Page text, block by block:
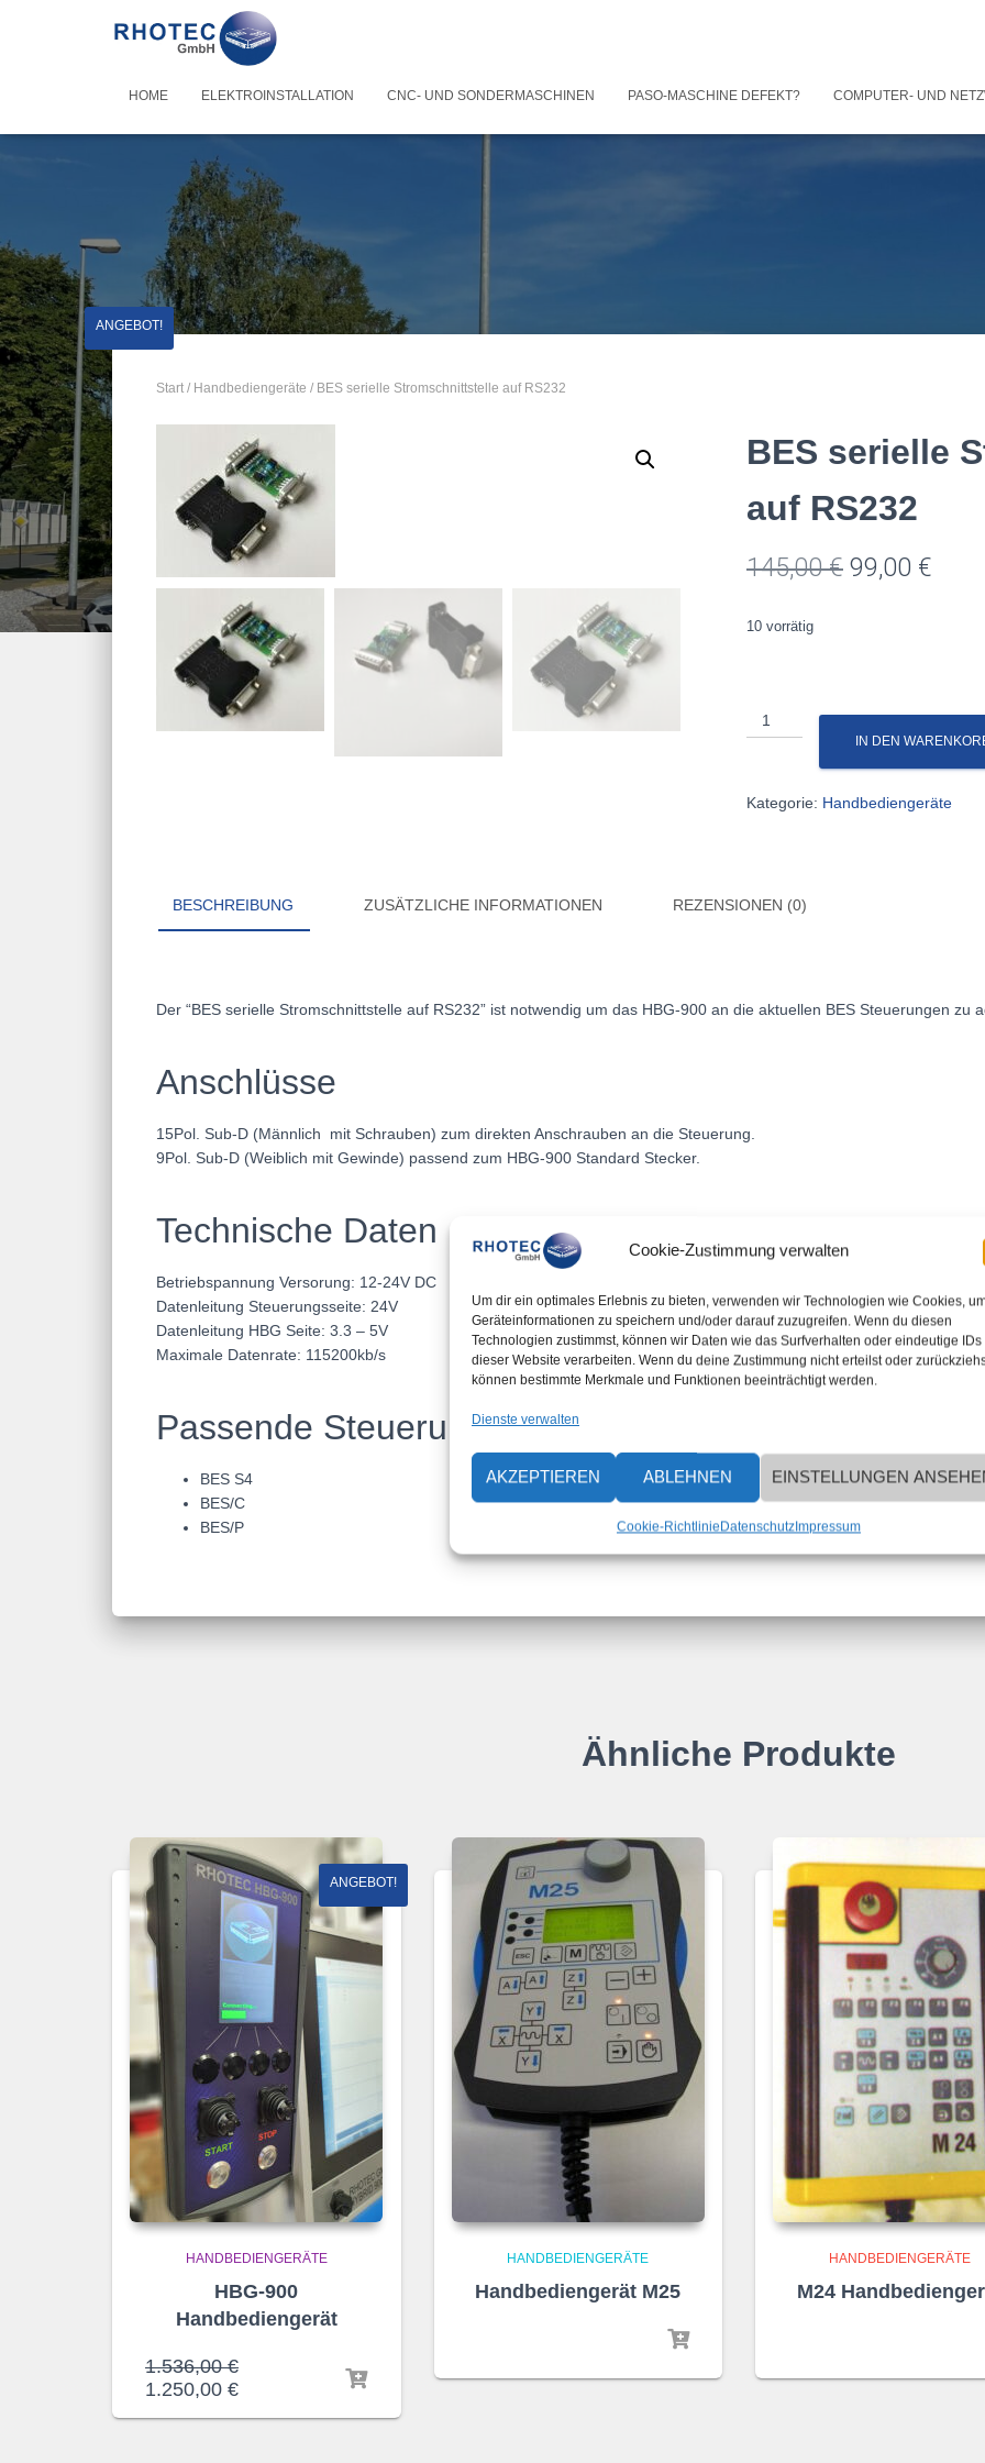
Cookie-Zustimmung verwalten
Um dir ein optimales Erlebnis zu bieten, verwenden wir Technologien wie Cookies,
Geräteinformationen zu speichern und/oder darauf zuzugreifen. Wenn du diesen
Technologien zustimmst, können wir Daten wie das Surfverhalten oder eindeutige IDs
dieser Website verarbeiten. Wenn du deine Zustimmung nicht erteilst oder
können bestimmte Merkmale und Funktionen beeinträchtigt werden.
Dienste verwalten
AKZEPTIEREN ABLEHNEN EINSTELLUNGEN
Cookie-RichtlinieDatenschutzImpressum
HOME ELEKTROINSTALLATION CNC- UND SONDERMASCHINEN PASO-MASCHINE DEFEKT? COMPUTER- UND
Start / Handbediengeräte / BES serielle Stromschnittstelle auf RS232
ANGEBOT!
BES serielle
auf RS232
145,00€ 99,00 €
10 vorrätig
IN DEN
Kategorie: Handbediengeräte
BESCHREIBUNG ZUSÄTZLICHE INFORMATIONEN REZENSIONEN (0)
Der “BES serielle Stromschnittstelle auf RS232” ist notwendig um das HBG-900 an die aktuellen BES Steuerungen zu
Anschlüsse
15Pol. Sub-D (Männlich mit Schrauben) zum direkten Anschrauben an die Steuerung.
9Pol. Sub-D (Weiblich mit Gewinde) passend zum HBG-900 Standard Stecker.
Technische Daten
Betriebspannung Versorung: 12-24V DC
Datenleitung Steuerungsseite: 24V
Datenleitung HBG Seite: 3.3 – 5V
Maximale Datenrate: 115200kb/s
Passende Steuerungen
BES S4
BES/C
BES/P
Ähnliche Produkte
ANGEBOT!
HANDBEDIENGERÄTE
HBG-900
Handbediengerät
1.536,00€
1.250,00 €
HANDBEDIENGERÄTE
Handbediengerät M25
HANDBEDIENGERÄTE
M24